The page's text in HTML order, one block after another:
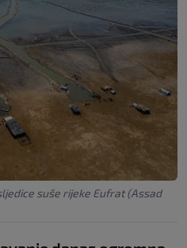
suše rijeke Eufrat (Assad